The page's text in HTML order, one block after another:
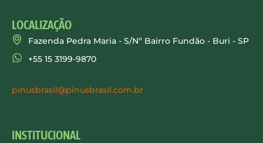
LOCALIZAÇÃO
Fazenda Pedra Maria - S/Nº Bairro Fundão - Buri - SP
+55 15 3199-9870
pinusbrasil@pinusbrasil.com.br
INSTITUCIONAL